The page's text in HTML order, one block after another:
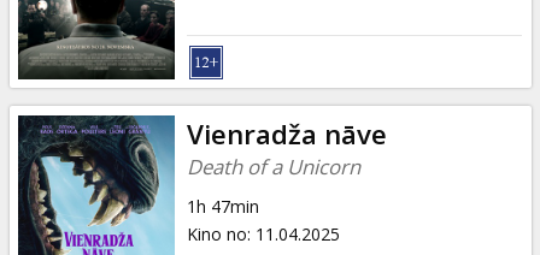
Uzkodas
B2B
Kino
Klubs
Vienradža nāve
Death of a Unicorn
1h 47min
Kino no: 11.04.2025